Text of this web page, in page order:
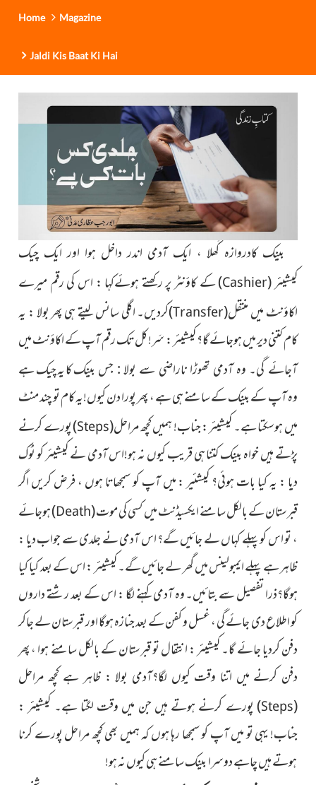
Home Magazine
Jaldi Kis Baat Ki Hai
بینک کادروازہ کُھلا ، ایک آدمی اندر داخل ہوا اور ایک چیک
کیشیئر(
Cashier
)کے کاؤنٹر پر رکھتے ہوئےکہا : اس کی رقم میرے
اکاؤنٹ میں منتقل(
Transfer
)کردیں۔ اگلی سانس لیتے ہی پھر بولا : یہ
کام کتنی دیر میں ہوجائے گا؟ کیشیئر : سَر! کل تک رقم آپ کے اکاؤنٹ میں
آجائے گی۔ وہ آدمی تھوڑا ناراضی سے بولا : جس بینک کا یہ چیک ہے
وہ آپ کے بینک کے سامنے ہی ہے ، پھر پورا دن کیوں!یہ کام تو چند منٹ
میں ہوسکتا ہے۔ کیشیئر : جناب! ہمیں کچھ مراحل(
Steps
)پورے کرنے
پڑتے ہیں خواہ بینک کتنا ہی قریب کیوں نہ ہو!اس آدمی نے کیشیئر کو ٹوک
دیا : یہ کیا بات ہوئی؟ کیشئیر : میں آپ کو سمجھاتا ہوں ، فرض کریں اگر
قبرستان کے بالکل سامنے ایکسیڈنٹ میں کسی کی موت(
Death
)ہوجائے
، تو اس کو پہلے کہاں لے جائیں گے؟ اس آدمی نے جلدی سے جواب دیا :
ظاہر ہے پہلے ایمبولینس میں گھر لے جائیں گے۔ کیشیئر : اس کے بعد کیا کیا
ہوگا؟ذرا تفصیل سے بتائیں۔ وہ آدمی کہنے لگا : اس کے بعد رشتے داروں
کو اطلاع دی جائے گی ، غسل و کفن کے بعد جنازہ ہوگا اور قبرستان لے جاکر
دفن کردیا جائے گا۔ کیشیئر : انتقال تو قبرستان کے بالکل سامنے ہوا ، پھر
دفن کرنے میں اتنا وقت کیوں لگا؟آدمی بولا : ظاہر ہے کچھ مراحل
(
Steps
)پورے کرنے ہوتے ہیں جن میں وقت لگتا ہے۔ کیشیئر :
جناب! یہی تو میں آپ کو سمجھا رہا ہوں کہ ہمیں بھی کچھ مراحل پورے کرنا
ہوتے ہیں چاہے دوسرا بینک سامنے ہی کیوں نہ ہو!